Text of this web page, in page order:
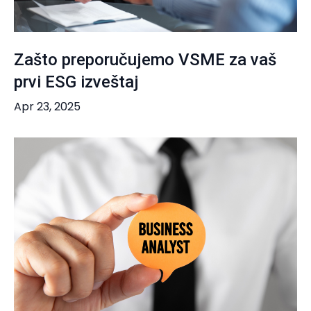
Zašto preporučujemo VSME za vaš
prvi ESG izveštaj
Apr 23, 2025